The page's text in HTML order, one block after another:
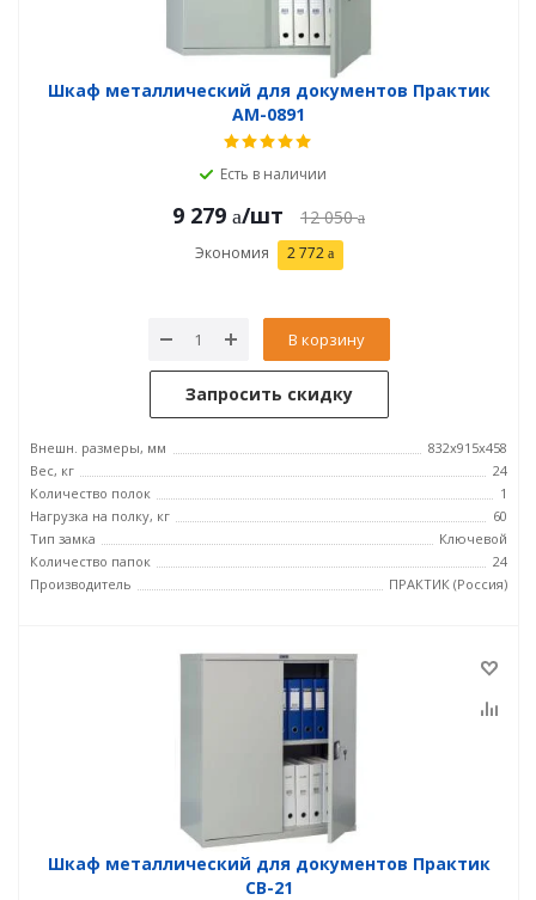
Шкаф металлический для документов Практик
AM-0891
Есть в наличии
9 279 /шт 12 050
Экономия 2 772
В корзину
Запросить скидку
Внешн. размеры, мм
832x915x458
Вес, кг
24
Количество полок
1
Нагрузка на полку, кг
60
Тип замка
Ключевой
Количество папок
24
Производитель
ПРАКТИК (Россия)
Шкаф металлический для документов Практик
СВ-21